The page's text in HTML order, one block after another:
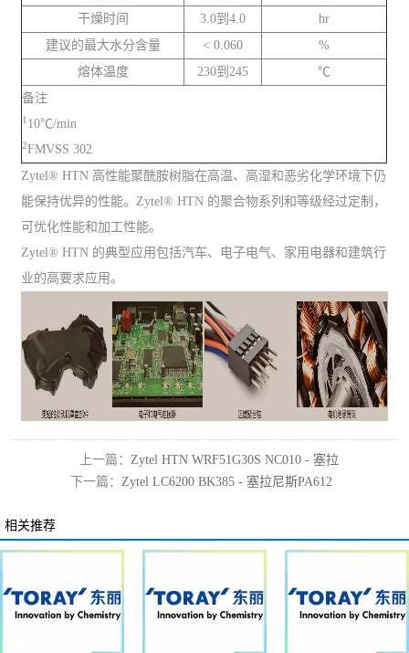
干燥时间
3.0到4.0
hr
建议的最大水分含量
< 0.060
%
熔体温度
230到245
℃
备注
1 10℃/min
2FMVSS 302
Zytel® HTN 高性能聚酰胺树脂在高温、高湿和恶劣化学环境下仍
能保持优异的性能。Zytel® HTN 的聚合物系列和等级经过定制，
可优化性能和加工性能。
Zytel® HTN 的典型应用包括汽车、电子电气、家用电器和建筑行
业的高要求应用。
上一篇： Zytel HTN WRF51G30S NC010 - 塞拉
尼斯+PTEF的PPA
下一篇： Zytel LC6200 BK385 - 塞拉尼斯PA612
相关推荐